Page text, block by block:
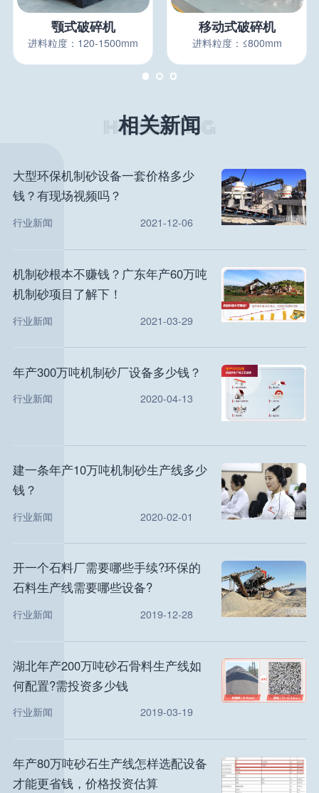
颚式破碎机
进料粒度：120-1500mm
移动式破碎机
进料粒度：≤800mm
相关新闻
大型环保机制砂设备一套价格多少
钱？有现场视频吗？
行业新闻 2021-12-06
机制砂根本不赚钱？广东年产60万吨
机制砂项目了解下！
行业新闻 2021-03-29
年产300万吨机制砂厂设备多少钱？
行业新闻 2020-04-13
建一条年产10万吨机制砂生产线多少
钱？
行业新闻 2020-02-01
开一个石料厂需要哪些手续?环保的
石料生产线需要哪些设备?
行业新闻 2019-12-28
湖北年产200万吨砂石骨料生产线如
何配置?需投资多少钱
行业新闻 2019-03-19
年产80万吨砂石生产线怎样选配设备
才能更省钱，价格投资估算